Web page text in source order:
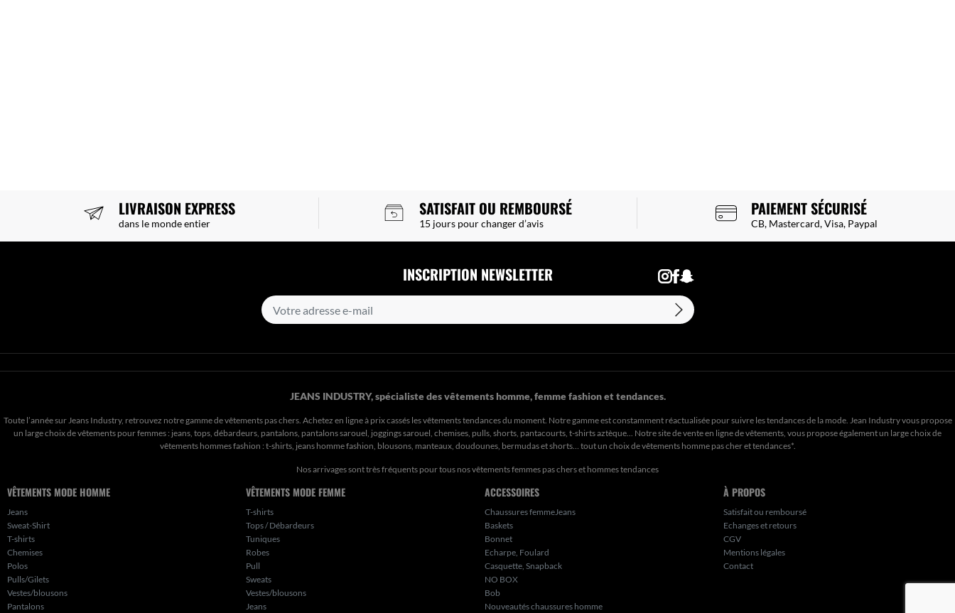
LIVRAISON EXPRESS
dans le monde entier
SATISFAIT OU REMBOURSÉ
15 jours pour changer d’avis
PAIEMENT SÉCURISÉ
CB, Mastercard, Visa, Paypal
INSCRIPTION NEWSLETTER
JEANS INDUSTRY, spécialiste des vêtements homme, femme fashion et tendances.
Toute l’année sur Jeans Industry, retrouvez notre gamme de vêtements pas chers. Achetez en ligne à prix cassés les vêtements tendances du moment. Notre gamme est constamment réactualisée pour suivre les tendances de la mode. Jean Industry vous propose
un large choix de vêtements pour femmes : jeans, tops, débardeurs, pantalons, pantalons sarouel, joggings sarouel, chemises, pulls, shorts, pantacourts, t-shirts aztèque... Notre site de vente en ligne de vêtements, vous propose également un large choix de
vêtements hommes fashion : t-shirts, jeans homme fashion, blousons, manteaux, doudounes, bermudas et shorts… tout un choix devêtements homme pas cher et tendances*.
Nos arrivages sont très fréquents pour tous nosvêtements femmes pas cherset hommes tendances
VÊTEMENTS MODE HOMME
Jeans
Sweat-Shirt
T-shirts
Chemises
Polos
Pulls/Gilets
Vestes/blousons
Pantalons
VÊTEMENTS MODE FEMME
T-shirts
Tops / Débardeurs
Tuniques
Robes
Pull
Sweats
Vestes/blousons
Jeans
ACCESSOIRES
Chaussures femmeJeans
Baskets
Bonnet
Echarpe, Foulard
Casquette, Snapback
NO BOX
Bob
Nouveautés chaussures homme
À PROPOS
Satisfait ou remboursé
Echanges et retours
CGV
Mentions légales
Contact